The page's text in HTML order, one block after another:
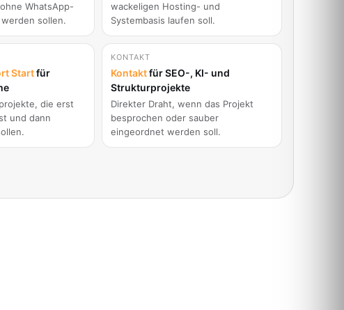
WhatsApp-
sollen.
wackeligen Hosting- und
Systembasis laufen soll.
Startfür
die erst
und dann
KONTAKT
Kontaktfür SEO-, KI- und
Strukturprojekte
Direkter Draht, wenn das Projekt
besprochen oder sauber
eingeordnet werden soll.